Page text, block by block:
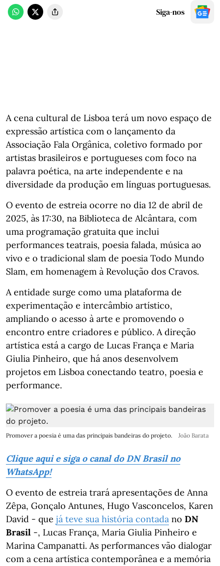
Siga-nos
A cena cultural de Lisboa terá um novo espaço de
expressão artística com o lançamento da
Associação Fala Orgânica, coletivo formado por
artistas brasileiros e portugueses com foco na
palavra poética, na arte independente e na
diversidade da produção em línguas portuguesas.
O evento de estreia ocorre no dia 12 de abril de
2025, às 17:30, na Biblioteca de Alcântara, com
uma programação gratuita que inclui
performances teatrais, poesia falada, música ao
vivo e o tradicional slam de poesia Todo Mundo
Slam, em homenagem à Revolução dos Cravos.
A entidade surge como uma plataforma de
experimentação e intercâmbio artístico,
ampliando o acesso à arte e promovendo o
encontro entre criadores e público. A direção
artística está a cargo de Lucas França e Maria
Giulia Pinheiro, que há anos desenvolvem
projetos em Lisboa conectando teatro, poesia e
performance.
Promover a poesia é uma das principais bandeiras do projeto. João Barata
Clique aqui e siga o canal do DN Brasil no
WhatsApp!
O evento de estreia trará apresentações de Anna
Zêpa, Gonçalo Antunes, Hugo Vasconcelos, Karen
David - que já teve sua história contada no DN
Brasil -, Lucas França, Maria Giulia Pinheiro e
Marina Campanatti. As performances vão dialogar
com a cena artística contemporânea e a memória